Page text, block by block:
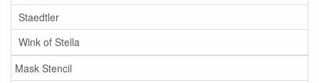
Staedtler
Wink of Stella
Mask Stencil